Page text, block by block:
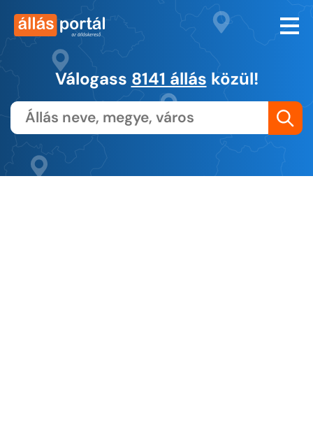
Válogass 8141 állás közül!